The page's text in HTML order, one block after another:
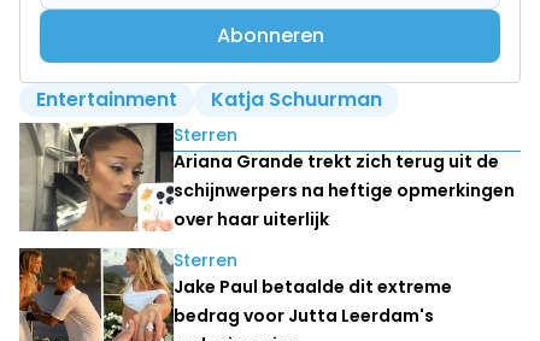
Abonneren
Entertainment Katja Schuurman
Lees ook
Sterren
Ariana Grande trekt zich terug uit de
schijnwerpers na heftige opmerkingen
over haar uiterlijk
Sterren
Jake Paul betaalde dit extreme
bedrag voor Jutta Leerdam's